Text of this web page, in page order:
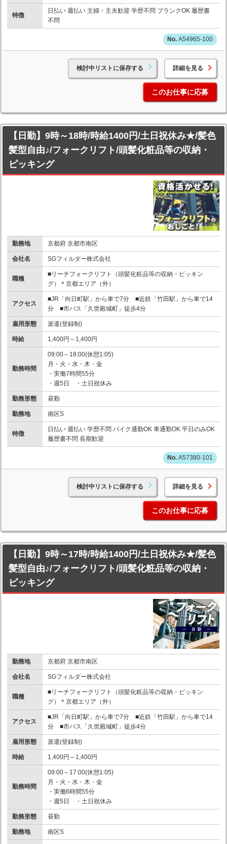
特徴
日払い 週払い 主婦・主夫歓迎 学歴不問 ブランクOK 履歴書
不問
A54965-100
検討中リストに保存する 詳細を見る
このお仕事に応募
【日勤】9時～18時/時給1400円/土日祝休み★/髪色
髪型自由♪/フォークリフト/頭髪化粧品等の収納・
ピッキング
勤務地 京都府 京都市南区
会社名 SGフィルダー株式会社
職種
■リーチフォークリフト（頭髪化粧品等の収納・ピッキン
グ）＊京都エリア（外）
アクセス
■JR「向日町駅」から車で7分 ■近鉄「竹田駅」から車で14
分 ■市バス「久世殿城町」徒歩4分
雇用形態 派遣(登録制)
時給 1,400円～1,400円
勤務時間
09:00～18:00(休憩1:05)
月・火・水・木・金
・実働7時間55分
・週5日 ・土日祝休み
勤務形態 昼勤
勤務地 南区S
特徴
日払い 週払い 学歴不問 バイク通勤OK 車通勤OK 平日のみOK
履歴書不問 長期歓迎
A57380-101
検討中リストに保存する 詳細を見る
このお仕事に応募
【日勤】9時～17時/時給1400円/土日祝休み★/髪色
髪型自由♪/フォークリフト/頭髪化粧品等の収納・
ピッキング
勤務地 京都府 京都市南区
会社名 SGフィルダー株式会社
職種
■リーチフォークリフト（頭髪化粧品等の収納・ピッキン
グ）＊京都エリア（外）
アクセス
■JR「向日町駅」から車で7分 ■近鉄「竹田駅」から車で14
分 ■市バス「久世殿城町」徒歩4分
雇用形態 派遣(登録制)
時給 1,400円～1,400円
勤務時間
09:00～17:00(休憩1:05)
月・火・水・木・金
・実働6時間55分
・週5日 ・土日祝休み
勤務形態 昼勤
勤務地 南区S